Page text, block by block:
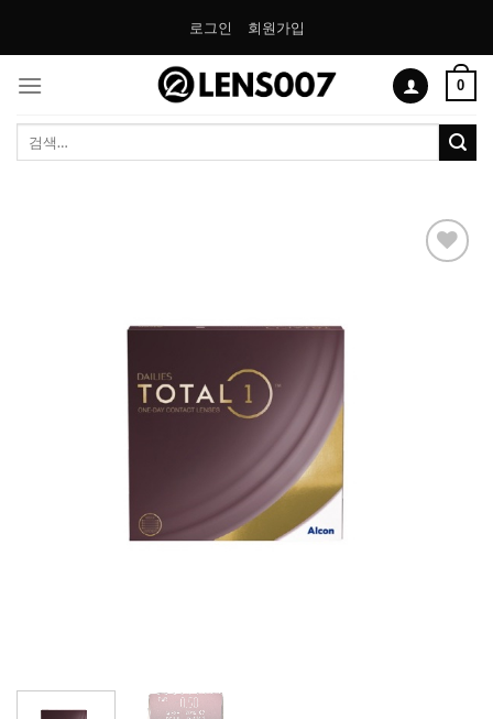
로그인 회원가입
0
색: